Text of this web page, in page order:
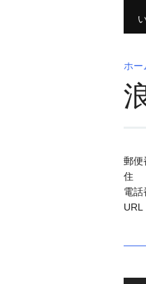
ス
キ
ッ
ホー
郵便
住
電
URL